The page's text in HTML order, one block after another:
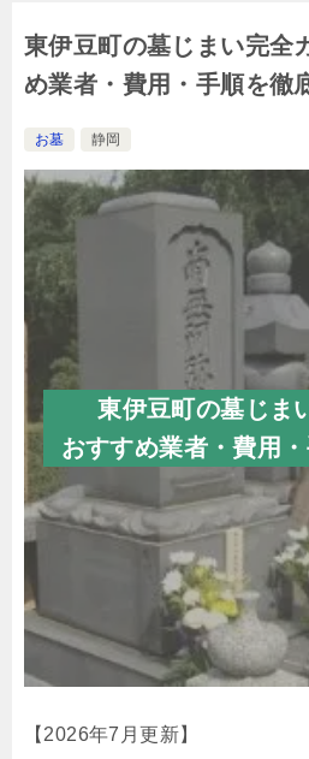
東伊豆町の墓じまい完全
め業者・費用・手順を徹
お墓 静岡
東伊豆町の墓じま
おすすめ業者・費用
【2026年7月更新】